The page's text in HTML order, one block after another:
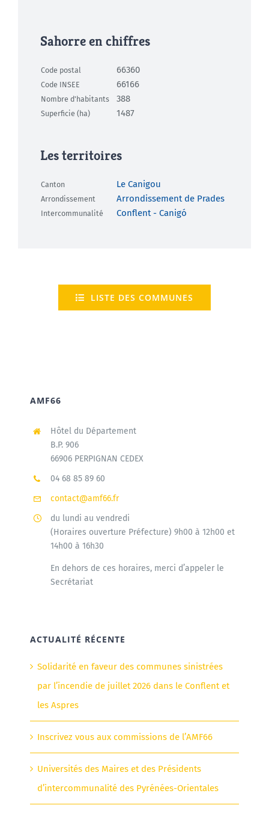
Sahorre en chiffres
Code postal 66360
Code INSEE 66166
Nombre d'habitants 388
Superficie (ha) 1487
Les territoires
Canton Le Canigou
Arrondissement Arrondissement de Prades
Intercommunalité Conflent - Canigó
LISTE DES COMMUNES
AMF66
Hôtel du Département
B.P. 906
66906 PERPIGNAN CEDEX
04 68 85 89 60
contact@amf66.fr
du lundi au vendredi
(Horaires ouverture Préfecture) 9h00 à 12h00 et
14h00 à 16h30
En dehors de ces horaires, merci d’appeler le
Secrétariat
ACTUALITÉ RÉCENTE
Solidarité en faveur des communes sinistrées
par l’incendie de juillet 2026 dans le Conflent et
les Aspres
Inscrivez vous aux commissions de l’AMF66
Universités des Maires et des Présidents
d’intercommunalité des Pyrénées-Orientales